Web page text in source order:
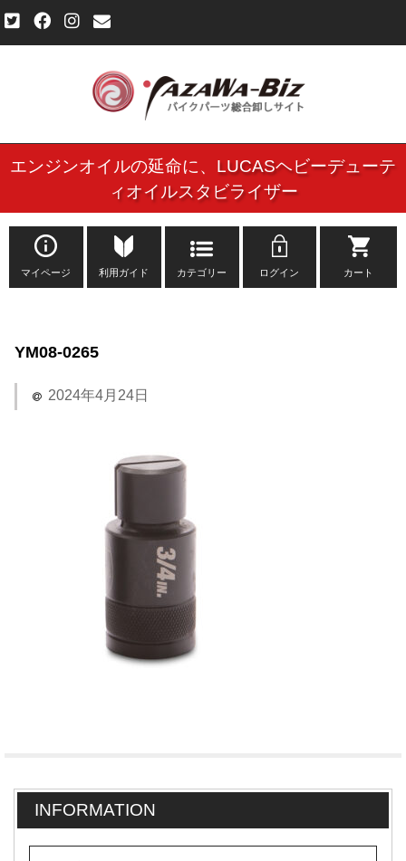
ご利用規約
個人情報保護方針
よくある質問
エンジンオイルの延命に、 LUCASヘビーデューテ
ィオイルスタビライザー
マイページ 利用ガイド カテゴリー ログイン カート
YM08-0265
2024年4月24日
INFORMATION